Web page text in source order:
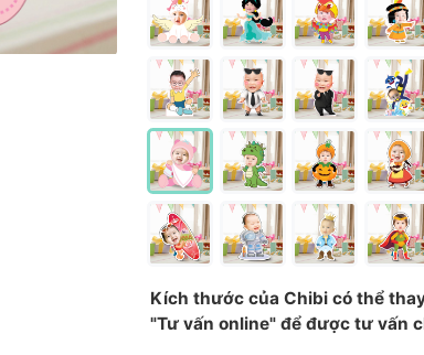
Kích thước của Chibi có thể
"Tư vấn online" để được tư vấn